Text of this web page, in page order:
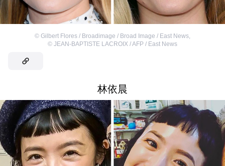
© Gilbert Flores / Broadimage / Broad Image / East News
© JEAN-BAPTISTE LACROIX / AFP / East News
林依晨